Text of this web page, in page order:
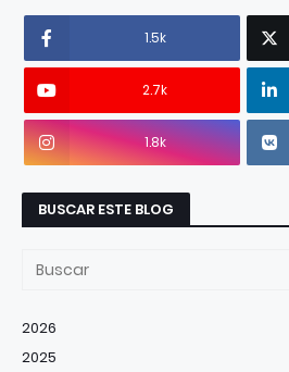
1.5k
2.7k
1.8k
BUSCAR ESTE BLOG
2026
2025